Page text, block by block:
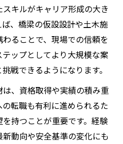
キルがキャリア形成の大き
、橋梁の仮設設計や土木施
ることで、現場での信頼を
ップとしてより大規模な案
戦できるようになります。
、資格取得や実績の積み重
転職も有利に進められるた
持つことが重要です。経験
動向や安全基準の変化にも